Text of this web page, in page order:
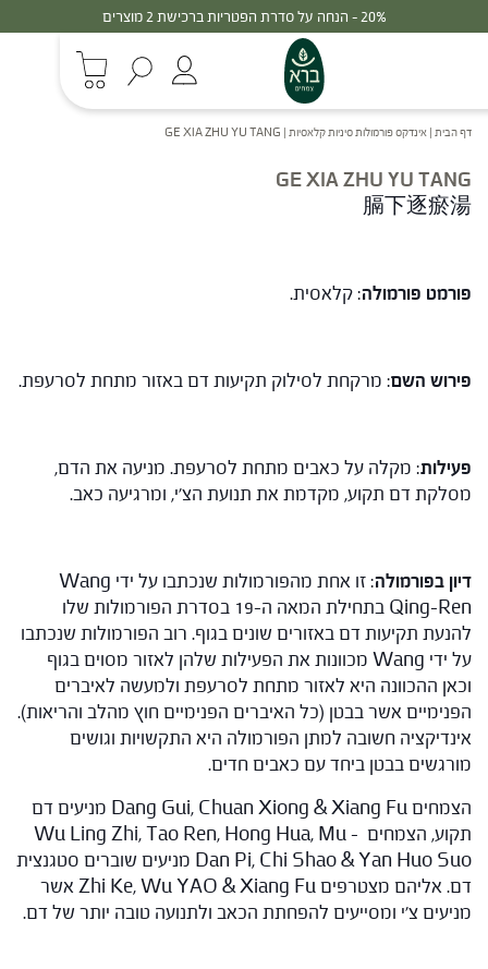
20% - הנחה על סדרת הפטריות ברכישת 2 מוצרים
דף הבית | אינדקס פורמולות סיניות קלאסיות |
GE XIA ZHU YU TANG
GE XIA ZHU YU TANG
膈下逐瘀湯
פורמט פורמולה: קלאסית.
פירוש השם: מרקחת לסילוק תקיעות דם באזור מתחת לסרעפת.
פעילות: מקלה על כאבים מתחת לסרעפת. מניעה את הדם,
מסלקת דם תקוע, מקדמת את תנועת הצ'י, ומרגיעה כאב.
דיון בפורמולה
: זו אחת מהפורמולות שנכתבו על ידי Wang
Qing-Ren בתחילת המאה ה-19 בסדרת הפורמולות שלו
להנעת תקיעות דם באזורים שונים בגוף. רוב הפורמולות שנכתבו
על ידי Wang מכוונות את הפעילות שלהן לאזור מסוים בגוף
וכאן ההכוונה היא לאזור מתחת לסרעפת ולמעשה לאיברים
הפנימיים אשר בבטן (כל האיברים הפנימיים חוץ מהלב והריאות).
אינדיקציה חשובה למתן הפורמולה היא התקשויות וגושים
מורגשים בבטן ביחד עם כאבים חדים.
הצמחים Dang Gui, Chuan Xiong & Xiang Fu מניעים דם
תקוע, הצמחים – Wu Ling Zhi, Tao Ren, Hong Hua, Mu
Dan Pi, Chi Shao & Yan Huo Suo מניעים שוברים סטגנצית
דם. אליהם מצטרפים Zhi Ke, Wu YAO & Xiang Fu אשר
מניעים צ'י ומסייעים להפחתת הכאב ולתנועה טובה יותר של דם.